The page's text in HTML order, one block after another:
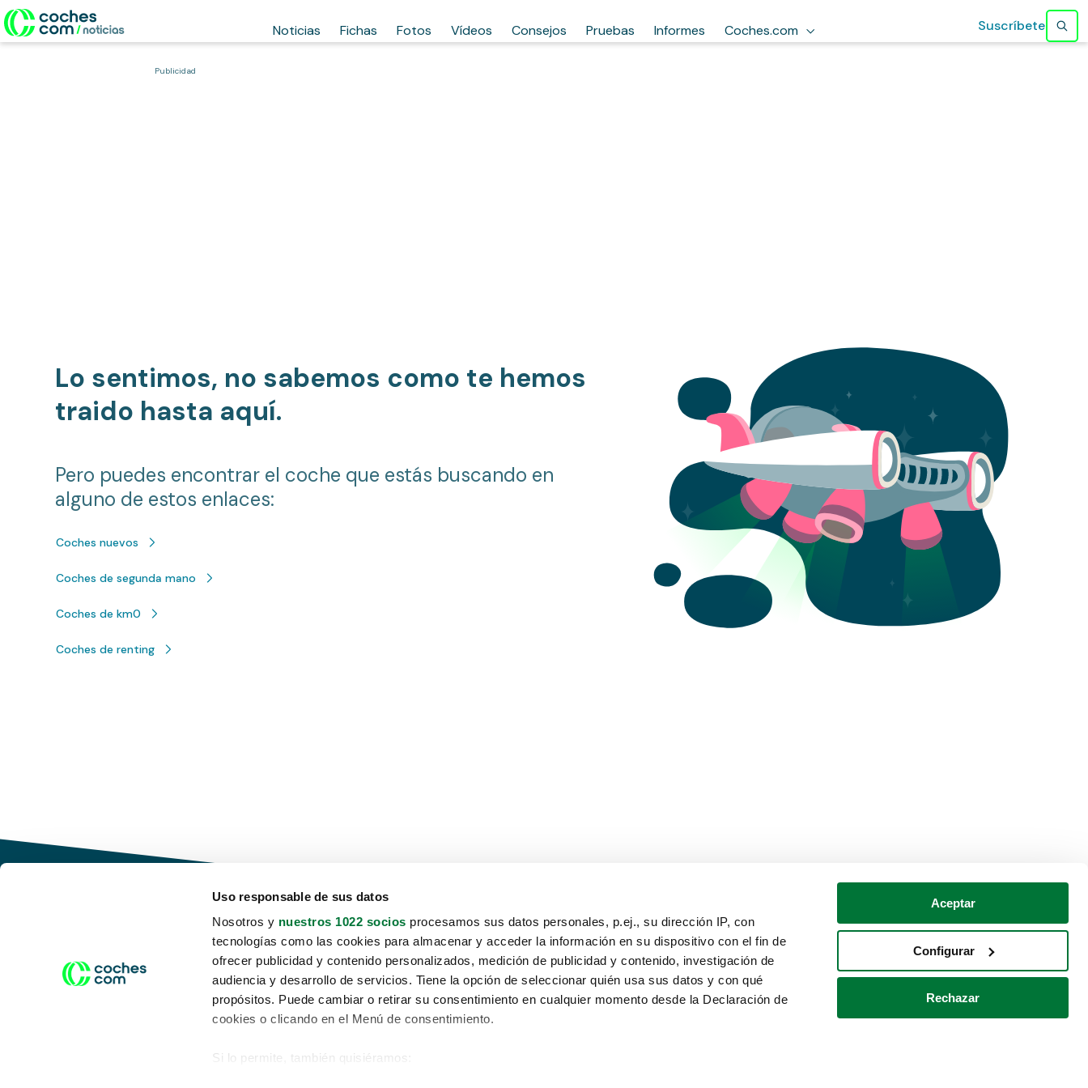
Uso responsable de sus datos
Nosotros y nuestros 1022 socios procesamos sus datos personales, p.ej., su dirección IP, con
tecnologías como las cookies para almacenar y acceder la información en su dispositivo con el fin de
ofrecer publicidad y contenido personalizados, medición de publicidad y contenido, investigación de
audiencia y desarrollo de servicios. Tiene la opción de seleccionar quién usa sus datos y con qué
propósitos. Puede cambiar o retirar su consentimiento en cualquier momento desde la Declaración de
cookies o clicando en el Menú de consentimiento.
Si lo permite, también quisiéramos:
Aceptar
Configurar
Rechazar
Noticias Fichas Fotos Vídeos Consejos Pruebas Informes Coches.com Suscríbete
Publicidad
Lo sentimos, no sabemos como te hemos
traido hasta aquí.
Pero puedes encontrar el coche que estás buscando en
alguno de estos enlaces:
Coches nuevos
Coches de segunda mano
Coches de km0
Coches de renting
Conduce tu futuro,
desata tu movilidad